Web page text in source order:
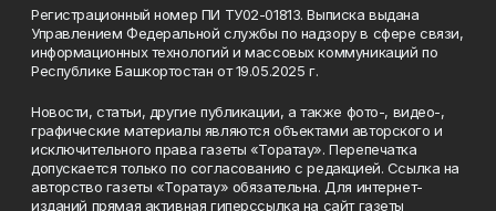
Регистрационный номер ПИ ТУ02-01813. Выписка выдана
Управлением Федеральной службы по надзору в сфере связи,
информационных технологий и массовых коммуникаций по
Республике Башкортостан от 19.05.2025 г.
Новости, статьи, другие публикации, а также фото-, видео-,
графические материалы являются объектами авторского и
исключительного права газеты «Торатау». Перепечатка
допускается только по согласованию с редакцией. Ссылка на
авторство газеты «Торатау» обязательна. Для интернет-
изданий прямая активная гиперссылка на сайт газеты